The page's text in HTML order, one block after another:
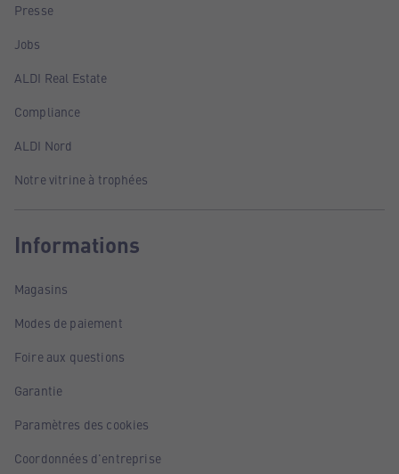
Presse
Jobs
ALDI Real Estate
Compliance
ALDI Nord
Notre vitrine à trophées
Informations
Magasins
Modes de paiement
Foire aux questions
Garantie
Paramètres des cookies
Coordonnées d'entreprise